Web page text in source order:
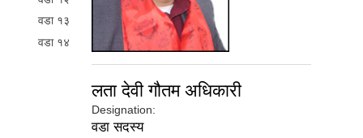
वडा १३
वडा १४
लता देवी गौतम अधिकारी
Designation:
वडा सदस्य